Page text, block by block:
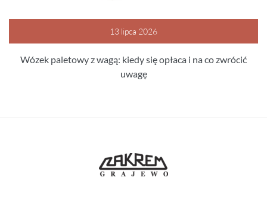
13 lipca 2026
Wózek paletowy z wagą: kiedy się opłaca i na co zwrócić
uwagę